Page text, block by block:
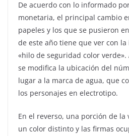
De acuerdo con lo informado
monetaria, el principal cambio
papeles y los que se pusieron
de este año tiene que ver con
«hilo de seguridad color
se modifica la ubicación del
lugar a la marca de agua, que
los personajes en electrotipo.
En el reverso, una porción de
un color distinto y las firmas